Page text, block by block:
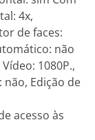
4x,
de faces:
não
1080P.,
não, Edição de
acesso às